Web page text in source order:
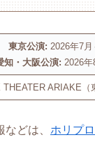
東京公演: 2026年7月
知・大阪公演: 2026年
THEATER ARIAKE（
どは、 ホリプ